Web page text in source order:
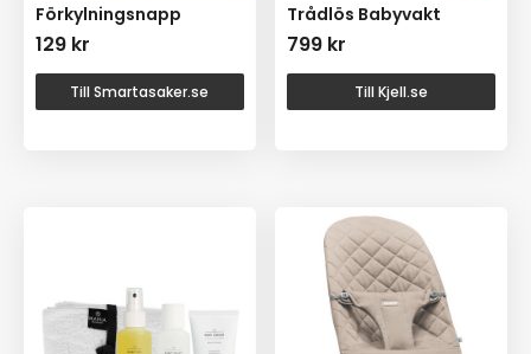
Förkylningsnapp
129 kr
Till Smartasaker.se
Trådlös Babyvakt
799 kr
Till Kjell.se